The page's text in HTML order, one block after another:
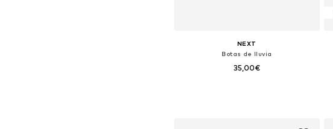
NEXT
Botas de lluvia
35,00€